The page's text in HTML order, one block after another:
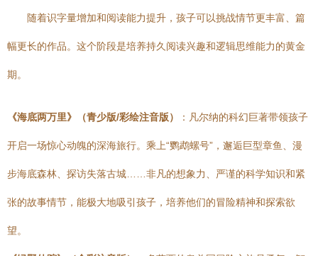
随着识字量增加和阅读能力提升，孩子可以挑战情节更丰富、篇
幅更长的作品。这个阶段是培养持久阅读兴趣和逻辑思维能力的黄金
期。
《海底两万里》（青少版/彩绘注音版） ：凡尔纳的科幻巨著带领孩子
开启一场惊心动魄的深海旅行。乘上“鹦鹉螺号”，邂逅巨型章鱼、漫
步海底森林、探访失落古城……非凡的想象力、严谨的科学知识和紧
张的故事情节，能极大地吸引孩子，培养他们的冒险精神和探索欲
望。